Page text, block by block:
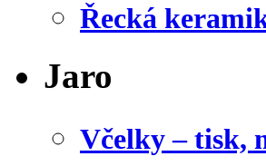
Řecká
Jaro
Včelky – tisk,